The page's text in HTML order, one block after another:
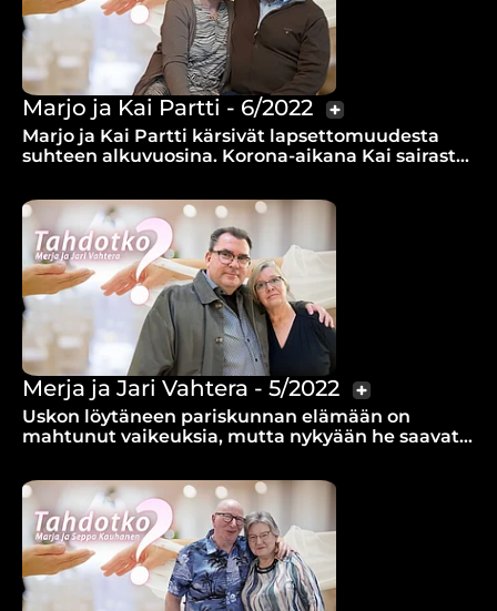
Marjo ja Kai Partti - 6/2022
Marjo ja Kai Partti kärsivät lapsettomuudesta
suhteen alkuvuosina. Korona-aikana Kai sairastui
Merja ja Jari Vahtera - 5/2022
Uskon löytäneen pariskunnan elämään on
mahtunut vaikeuksia, mutta nykyään he saavat